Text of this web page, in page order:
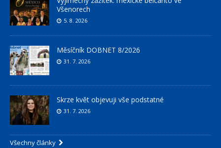
Všenorech
5. 8. 2026
Měsíčník DOBNET 8/2026
31. 7. 2026
Skrze květ objevuji vše podstatné
31. 7. 2026
Všechny články